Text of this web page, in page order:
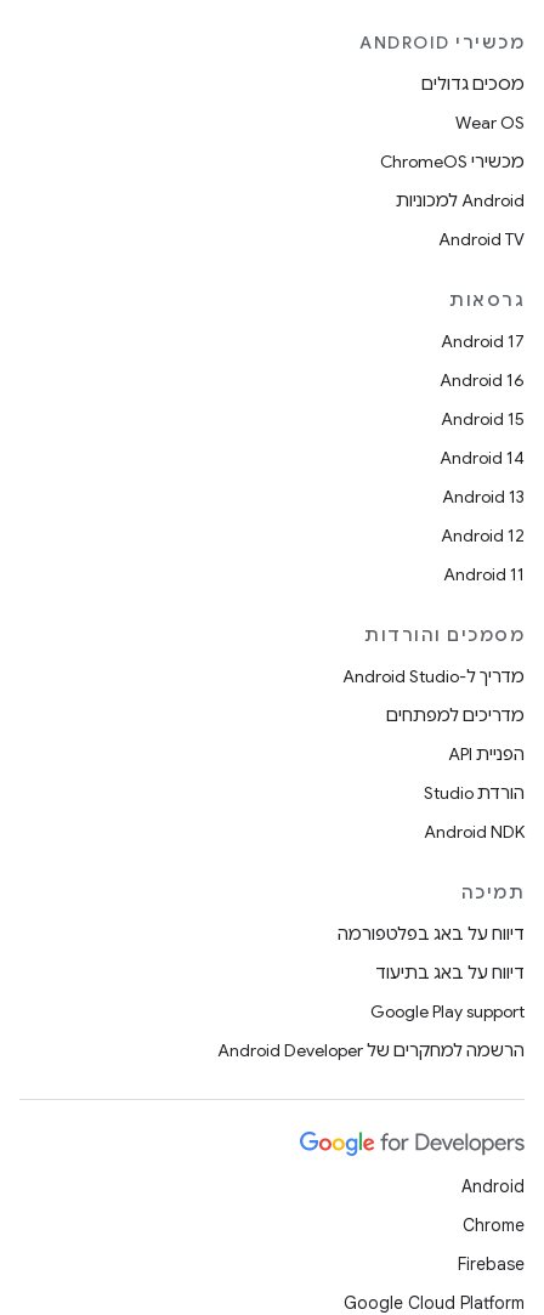
מכשירי ANDROID
מסכים גדולים
Wear OS
מכשירי ChromeOS
Android למכוניות
Android TV
גרסאות
Android 17
Android 16
Android 15
Android 14
Android 13
Android 12
Android 11
מסמכים והורדות
מדריך ל-Android Studio
מדריכים למפתחים
הפניית API
הורדת Studio
Android NDK
תמיכה
דיווח על באג בפלטפורמה
דיווח על באג בתיעוד
Google Play support
הרשמה למחקרים של Android Developer
Android
Chrome
Firebase
Google Cloud Platform